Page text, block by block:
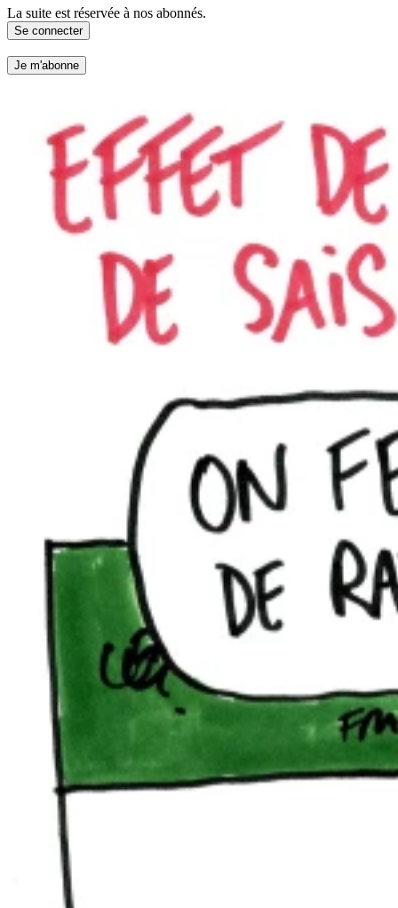
La suite est réservée à nos abonnés.
Se connecter
Je m'abonne